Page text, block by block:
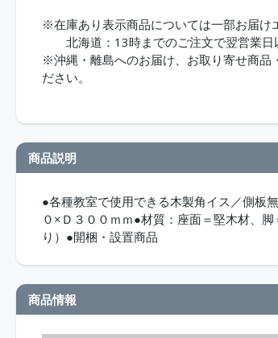
※在庫あり表示商品については一部お届け
北海道：13時までのご注文で翌営業日
※沖縄・離島へのお届け、お取り寄せ商品
ださい。
商品説明
●各種教室で使用できる木製角イス／側板
０×Ｄ３００ｍｍ●材質：座面＝堅木材、
り）●開梱・設置商品
商品情報